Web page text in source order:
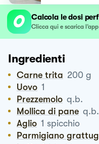
Calcola le dosi
Clicca qui e scarica
Ingredienti
Carne trita 200 g
Uovo 1
Prezzemolo q.b.
Mollica di pane q.b.
Aglio 1 spicchio
Parmigiano